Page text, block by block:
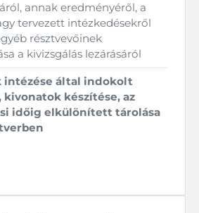
annak eredményéről, a
tervezett intézkedésekről
résztvevőinek
a kivizsgálás lezárásáról
intézése által indokolt
készítése, az
időig elkülönített tárolása